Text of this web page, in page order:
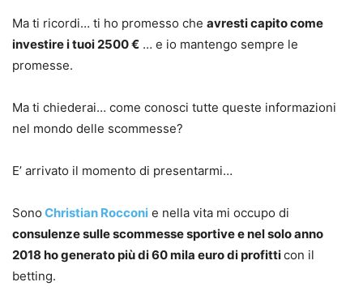
Ma ti ricordi… ti ho promesso che avresti capito come
investire i tuoi 2500 € … e io mantengo sempre le
promesse.
Ma ti chiederai… come conosci tutte queste informazioni
nel mondo delle scommesse?
E’ arrivato il momento di presentarmi…
Sono Christian Rocconi e nella vita mi occupo di
consulenze sulle scommesse sportive e nel solo anno
2018 ho generato più di 60 mila euro di profitticon il
betting.